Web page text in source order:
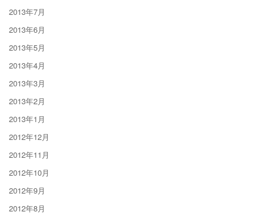
2013年7月
2013年6月
2013年5月
2013年4月
2013年3月
2013年2月
2013年1月
2012年12月
2012年11月
2012年10月
2012年9月
2012年8月